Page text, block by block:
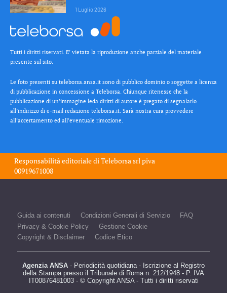
1 Luglio 2026
Tutti i diritti riservati. E’ vietata la riproduzione anche parziale del materiale
presente sul sito.
Le foto presenti su teleborsa.ansa.it sono di pubblico dominio o soggette a licenza
di pubblicazione in concessione a Teleborsa. Chiunque ritenesse che la
pubblicazione di un’immagine leda diritti di autore è pregato di segnalarlo
all’indirizzo di e-mail redazione teleborsa.it. Sarà nostra cura provvedere
all’accertamento ed all’eventuale rimozione.
Responsabilità editoriale diTeleborsa srlpiva
00919671008
Guida ai contenuti Condizioni Generali di Servizio
FAQ
Privacy & Cookie Policy
Gestione Cookie
Copyright & Disclaimer
Codice Etico
Agenzia ANSA - Periodicità quotidiana - Iscrizione al Registro
della Stampa presso il Tribunale di Roma n. 212/1948 - P. IVA
IT00876481003 - © Copyright ANSA - Tutti i diritti riservati